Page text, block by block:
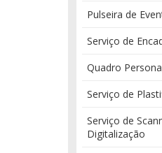
Pulseira de
Serviço de
Quadro
Serviço de
Serviço de
Digitalização